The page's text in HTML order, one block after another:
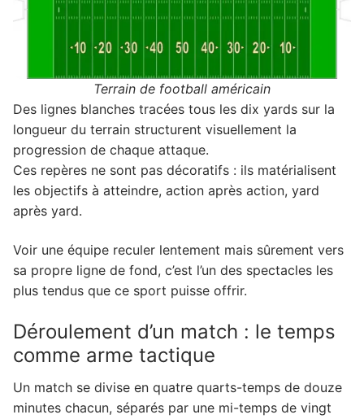
Terrain de football américain
Des lignes blanches tracées tous les dix yards sur la
longueur du terrain structurent visuellement la
progression de chaque attaque.
Ces repères ne sont pas décoratifs : ils matérialisent
les objectifs à atteindre, action après action, yard
après yard.
Voir une équipe reculer lentement mais sûrement vers
sa propre ligne de fond, c’est l’un des spectacles les
plus tendus que ce sport puisse offrir.
Déroulement d’un match : le temps
comme arme tactique
Un match se divise en quatre quarts-temps de douze
minutes chacun, séparés par une mi-temps de vingt